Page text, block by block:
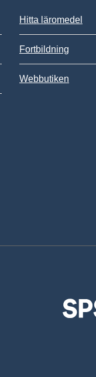
Hitta läromedel
Fortbildning
Webbutiken